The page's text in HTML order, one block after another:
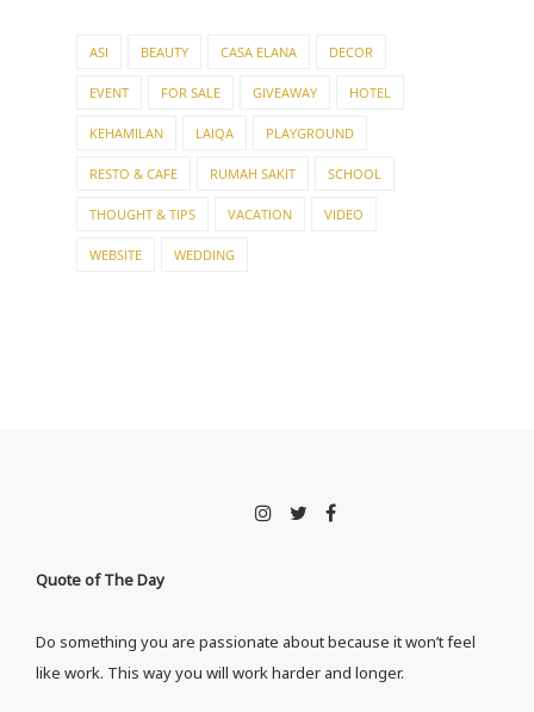
ASI BEAUTY CASA ELANA DECOR
EVENT FOR SALE GIVEAWAY HOTEL
KEHAMILAN LAIQA PLAYGROUND
RESTO & CAFE RUMAH SAKIT SCHOOL
THOUGHT & TIPS VACATION VIDEO
WEBSITE WEDDING
Quote of The Day
Do something you are passionate about because it won’t feel
like work. This way you will work harder and longer.